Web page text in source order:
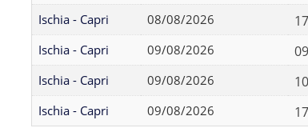
Ischia - Capri
08/08/2026
Ischia - Capri
09/08/2026
Ischia - Capri
09/08/2026
Ischia - Capri
09/08/2026